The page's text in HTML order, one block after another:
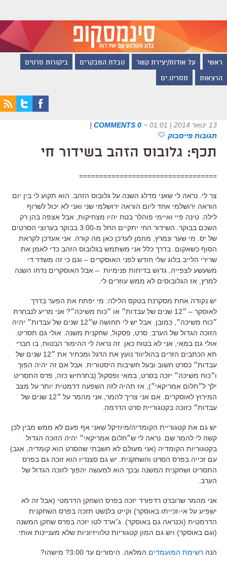
ראשי על אודות/יצירת קשר טבלת המבקרים ביקורות סרטים
הרצאות תסריט.ים
13 ינואר 2014 | 01:01 ~
0 COMMENTS
|
תגובות פייסבוק
תכף: גלובוס הזהב בשידור חי
==================================
צר לי. נראה לי שאני מדלג השנה על גלובוס הזהב. הוא תקוע לי בין יום
הוראה ירושלמי אחד ליום הוראה ירושלמי שני ואני לא יכול לשרוף
לילה. טינה פיי ואיימי פוהלר בטח יהיו מצחיקות, אבל אצפה בהן רק
השכם בבוקר. השידור החי יתקיים החל מ-3:00 בבוקר בערוצי הסרטים
של יס. מי שער ונמרץ, מוזמן לעדכן כאן מה קורה. אני אעדכן לקראת
הסוף כשאקום. בדרך כלל אני משתמש בגלובוס הזהב כדי לאמן את
שרירי הלייב בלוג שלי חודש לפני האוסקרים – וגם כי זה משדר די
משעשע לצפייה, גדוש בדיחות פנימיות – אבל האוסקרים נדחו השנה
למרץ, אז הגלובוסים לא ממש עוזרים לי.
יש נקודה אחת מסקרנת בטקס הלילה: מי יפתח את הפער בדרך
לאוסקר – ״12 שנים של עבדות״ או ״כוח משיכה״? אני מריע לנבחרת
״כוח משיכה״, כמובן. אבל יש לי תחושה ש״12 שנים של עבדות״ יהיה
הזוכה הגדול של הערב: סרט, פסקול, שחקנית משנה. אולי גם תסריט.
אולי גם במאי, אני לא בטוח כאן. זה נראה לי ההימור הבטוח, בו חברי
תא הכתבים הזרים בהוליווד נועץ את הדגל ומכתיר את ״12 שנים של
עבדות״ כסרט חשוב ובעל חשיבות היסטורית. אבל אם זה יהיה הפוך
ו״כוח משיכה״ יזכה בסרט, במאי ופסקול (בתרחיש כזה, פרס התסריט
ילך ל״חלום אמריקאי״), אז תהיה לזה השפעה דרמטית יותר על מצב
המירוץ לאוסקרים. אם אני צריך להמר, אני מהמר על ״12 שנים של
עבדות״ כזוכה בקטגוריית סרט הדרמה.
יש גם את קטגוריית הקומדיה/מיוזיקל שאני אף פעם לא ממש מבין לכן
קשה לי להמר שם. נראה לי ש״חלום אמריקאי״ יהיה הזוכה הגדול
בקטגוריות הקומדיה (אני מעולם לא חשבתי שהסרט הוא קומדיה, אגב)
עם זכייה בפרס הסרט והשחקנית. יש גם סצנריו הוא זוכה גם בפרס
התסריט ושחקנית המשנה ובכך הוא למעשה יהפוך לזוכה הגדול של
הערב.
אני מהמר שרוברט רדפורד יזכה בפרס השחקן הדרמטי (אבל זה לא
ישפיע על אי-זכייתו באוסקר) וקייט בלנשט תזכה בפרס השחקנית
הדרמטית (וכנראה גם באוסקר). ג׳ארד לטו יזכה בפרס שחקן המשנה
(וגם באוסקר) ויש גם המון קטגוריות טלוויזיוניות שלא מעניינות אותי.
הנה רשימת המועמדים המלאה. הימורים עד 3:00? מישהו?